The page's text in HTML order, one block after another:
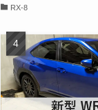
RX-8